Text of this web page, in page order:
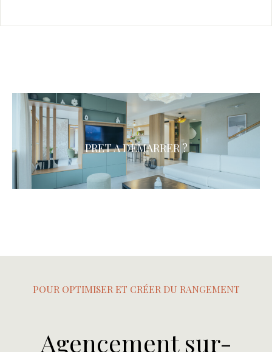
PRET A DEMARRER ?
POUR OPTIMISER ET CRÉER DU RANGEMENT
Agencement sur-